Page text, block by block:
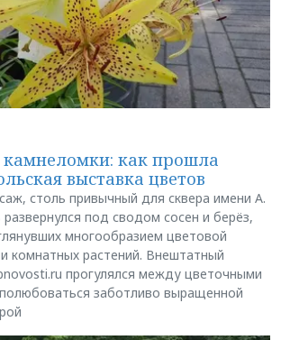
камнеломки: как прошла
выставка цветов
столь привычный для сквера имени А.
под сводом сосен и берёз,
многообразием цветовой
комнатных растений. Внештатный
прогулялся между цветочными
заботливо выращенной